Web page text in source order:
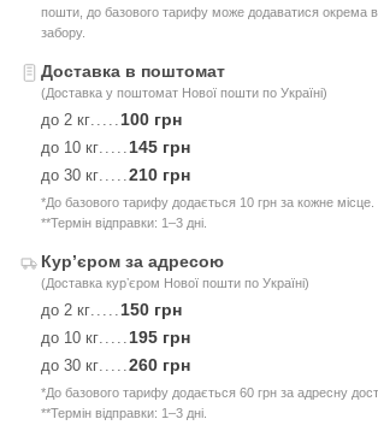
пошти, до базового тарифу може додаватися окрема
забору.
Доставка в поштомат
(Доставка у поштомат Нової пошти по Україні)
до 2 кг..... 100 грн
до 10 кг..... 145 грн
до 30 кг.....210 грн
*До базового тарифу додається 10 грн за кожне місце.
**Термін відправки: 1–3 дні.
Курʼєром за адресою
(Доставка курʼєром Нової пошти по Україні)
до 2 кг..... 150 грн
до 10 кг..... 195 грн
до 30 кг.....260 грн
*До базового тарифу додається 60 грн за адресну
**Термін відправки: 1–3 дні.